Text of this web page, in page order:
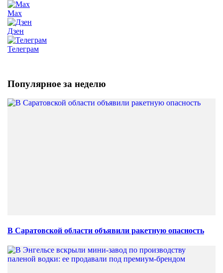
Max
Дзен
Телеграм
Популярное за неделю
В Саратовской области объявили ракетную опасность